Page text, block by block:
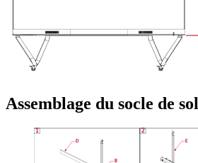
Assemblage du socle de sol